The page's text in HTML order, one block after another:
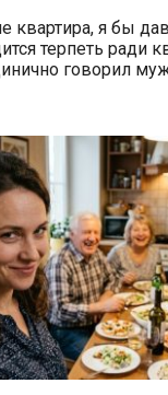
квартира, я бы
терпеть ради
говорил